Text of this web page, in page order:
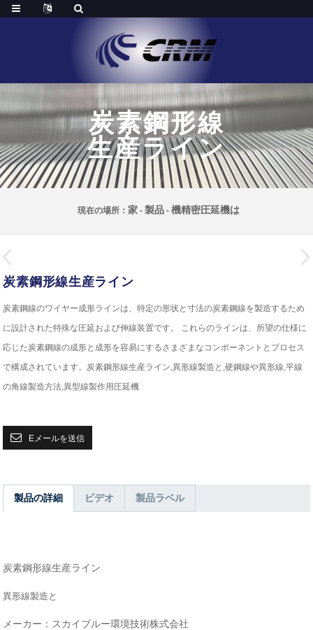
炭素鋼形線
生産ライン
現在の場所： 家- 製品- 機精密圧延機は
炭素鋼形線生産ライン
炭素鋼線のワイヤー成形ラインは、特定の形状と寸法の炭素鋼線を製造するため
に設計された特殊な圧延および伸線装置です。 これらのラインは、所望の仕様に
応じた炭素鋼線の成形と成形を容易にするさまざまなコンポーネントとプロセス
で構成されています。炭素鋼形線生産ライン,異形線製造と,硬鋼線や異形線,平線
の角線製造方法,異型線製作用圧延機
Eメールを送信
製品の詳細 ビデオ 製品ラベル
炭素鋼形線生産ライン
異形線製造と
メーカー：スカイブルー環境技術株式会社